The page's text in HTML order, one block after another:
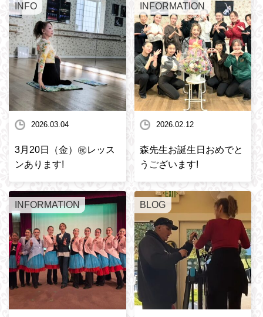
INFO
2026.03.04
3月20日（金）㊗️レッス
ンあります!
INFORMATION
2026.02.12
森先生お誕生日おめでと
うございます!
INFORMATION BLOG